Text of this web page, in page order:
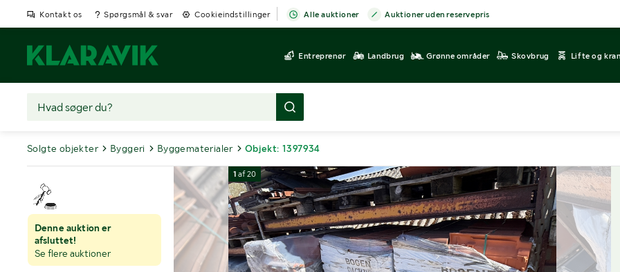
Kontakt os Spørgsmål & svar Cookieindstillinger Alle auktioner Auktioner uden reservepris
Entreprenør Landbrug Grønne områder Skovbrug Lifte og
Solgte objekter Byggeri Byggematerialer Objekt: 1397934
Denne auktion er
afsluttet!
Se flere auktioner
1 af20